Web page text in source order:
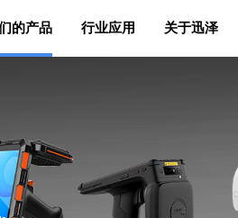
的产品 行业应用 关于迅泽